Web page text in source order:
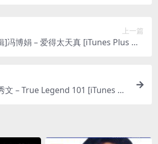
上一篇
]冯博娟 – 爱得太天真 [iTunes Plus M4
文 – True Legend 101 [iTunes Pl